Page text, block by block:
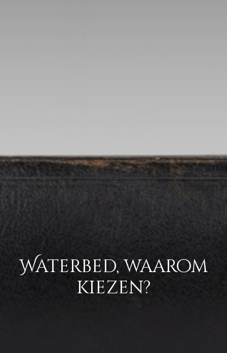
Waterbed, waarom
kiezen?